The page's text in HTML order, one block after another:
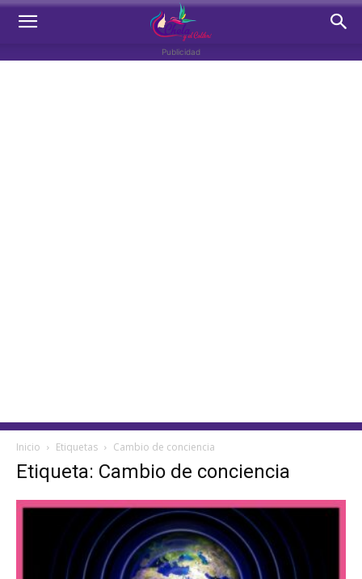
Publicidad
Inicio Etiquetas Cambio de conciencia
Etiqueta: Cambio de conciencia